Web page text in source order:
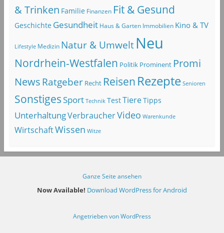
& Trinken Familie Finanzen Fit & Gesund
Geschichte Gesundheit Haus & Garten Immobilien Kino & TV
Lifestyle Medizin Natur & Umwelt Neu
Nordrhein-Westfalen Politik Prominent Promi
NewsRatgeber Recht Reisen Rezepte Senioren
SonstigesSport Technik TestTiereTipps
UnterhaltungVerbraucherVideo Warenkunde
WirtschaftWissen Witze
Ganze Seite ansehen
Now Available! Download WordPress for Android
Angetrieben von WordPress